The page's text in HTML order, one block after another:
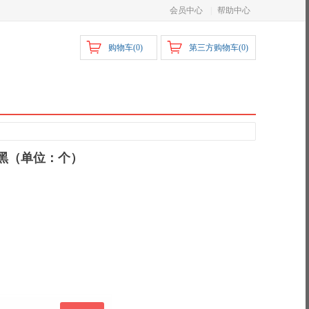
会员中心 帮助中心
第三方购物车(0)
购物车(0)
（单位：个）